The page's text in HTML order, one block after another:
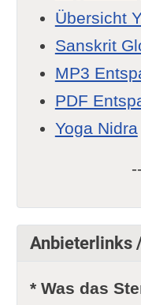
Übersicht
Sanskrit
MP3
PDF
Yoga Nidra
Anbieterlinks
* Was das